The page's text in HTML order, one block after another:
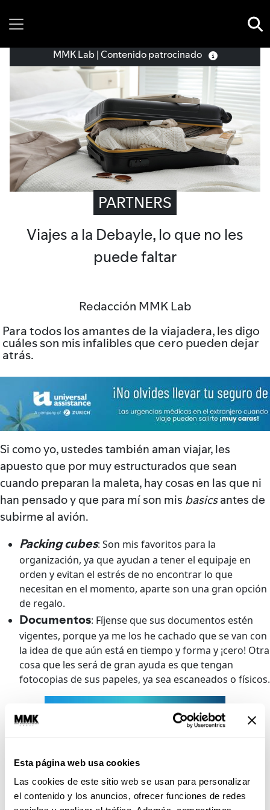
Esta página web usa cookies
Las cookies de este sitio web se usan para personalizar
el contenido y los anuncios, ofrecer funciones de redes
MMK Lab | Contenido patrocinado
PARTNERS
Viajes a la Debayle, lo que no les
puede faltar
Redacción MMK Lab
Para todos los amantes de la viajadera, les digo
cuáles son mis infalibles que cero pueden dejar
atrás.
Si como yo, ustedes también aman viajar, les
apuesto que por muy estructurados que sean
cuando preparan la maleta, hay cosas en las que ni
han pensado y que para mí son mis basicsantes de
subirme al avión.
Packing cubes: Son mis favoritos para la
organización, ya que ayudan a tener el equipaje en
orden y evitan el estrés de no encontrar lo que
necesitan en el momento, aparte son una gran opción
de regalo.
Documentos: Fíjense que sus documentos estén
vigentes, porque ya me los he cachado que se van con
la idea de que aún está en tiempo y forma y ¡cero! Otra
cosa que les será de gran ayuda es que tengan
fotocopias de sus papeles, ya sea escaneados o físicos.